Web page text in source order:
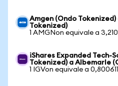
Amgen (Ondo
Tokenized)
1 AMGNon equivale a
iShares Expanded Tech-
Tokenized) a Albemarle
1 IGVon equivale a